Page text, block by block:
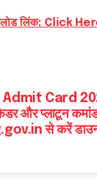
लिंक: Click
Admit Card
और प्लाटून
से करें